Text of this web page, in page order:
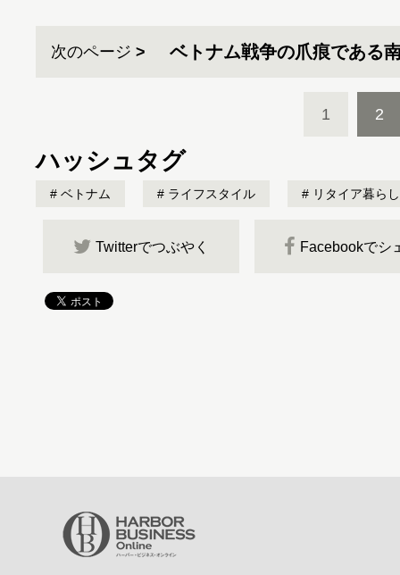
次のページ ベトナム戦争の爪痕である
1 2
ハッシュタグ
ベトナム ライフスタイル リタイア暮らし
Twitterでつぶやく Facebookでシ